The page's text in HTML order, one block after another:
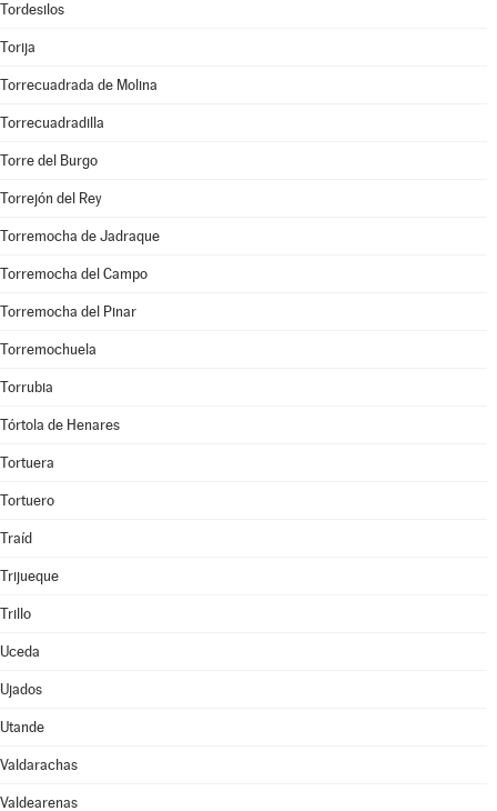
Tordesilos
Torija
Torrecuadrada de Molina
Torrecuadradilla
Torre del Burgo
Torrejón del Rey
Torremocha de Jadraque
Torremocha del Campo
Torremocha del Pinar
Torremochuela
Torrubia
Tórtola de Henares
Tortuera
Tortuero
Traíd
Trijueque
Trillo
Uceda
Ujados
Utande
Valdarachas
Valdearenas